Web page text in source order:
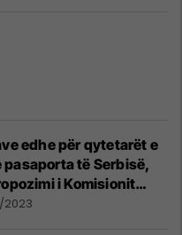
edhe për qytetarët e
pasaporta të Serbisë,
i Komisionit
2023